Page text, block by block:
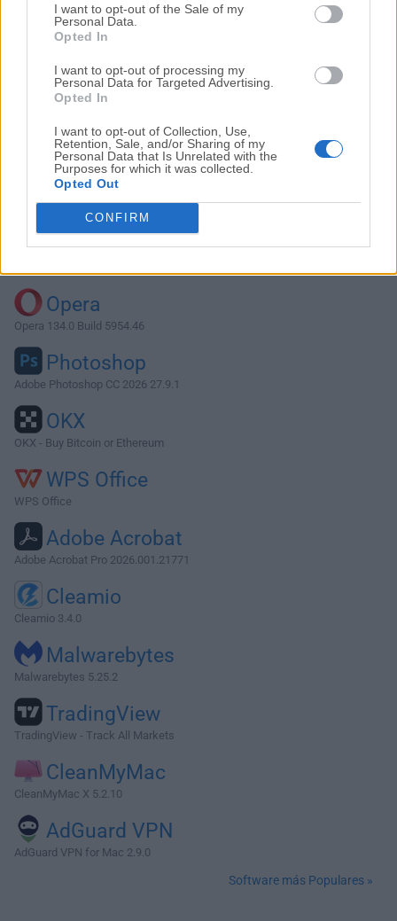
I want to opt-out of the Sale of my
Personal Data.
Opted In
I want to opt-out of processing my
Personal Data for Targeted Advertising.
Opted In
I want to opt-out of Collection, Use,
Retention, Sale, and/or Sharing of my
Personal Data that Is Unrelated with the
Purposes for which it was collected.
Opted Out
CONFIRM
Descargar GNS3 2.2.40.1
¿Por qué se publica esta aplicación en FileHorse? (
información
Opera
Opera 134.0 Build 5954.46
Photoshop
Adobe Photoshop CC 2026 27.9.1
OKX
OKX - Buy Bitcoin or Ethereum
WPS Office
WPS Office
Adobe Acrobat
Adobe Acrobat Pro 2026.001.21771
Cleamio
Cleamio 3.4.0
Malwarebytes
Malwarebytes 5.25.2
TradingView
TradingView - Track All Markets
CleanMyMac
CleanMyMac X 5.2.10
AdGuard VPN
AdGuard VPN for Mac 2.9.0
Software más Populares »